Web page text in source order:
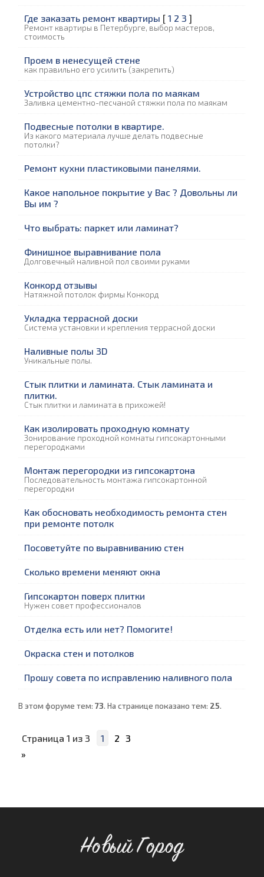
Где заказать ремонт квартиры [ 1 2 3 ]
Ремонт квартиры в Петербурге, выбор мастеров,
стоимость
Проем в ненесущей стене
как правильно его усилить (закрепить)
Устройство цпс стяжки пола по маякам
Заливка цементно-песчаной стяжки пола по маякам
Подвесные потолки в квартире.
Из какого материала лучше делать подвесные
потолки?
Ремонт кухни пластиковыми панелями.
Какое напольное покрытие у Вас ? Довольны ли
Вы им ?
Что выбрать: паркет или ламинат?
Финишное выравнивание пола
Долговечный наливной пол своими руками
Конкорд отзывы
Натяжной потолок фирмы Конкорд
Укладка террасной доски
Система установки и крепления террасной доски
Наливные полы 3D
Уникальные полы.
Стык плитки и ламината. Стык ламината и
плитки.
Стык плитки и ламината в прихожей!
Как изолировать проходную комнату
Зонирование проходной комнаты гипсокартонными
перегородками
Монтаж перегородки из гипсокартона
Последовательность монтажа гипсокартонной
перегородки
Как обосновать необходимость ремонта стен
при ремонте потолк
Посоветуйте по выравниванию стен
Сколько времени меняют окна
Гипсокартон поверх плитки
Нужен совет профессионалов
Отделка есть или нет? Помогите!
Окраска стен и потолков
Прошу совета по исправлению наливного пола
В этом форуме тем: 73. На странице показано тем: 25.
Страница 1 из 3 1 2 3
»
Новый Город